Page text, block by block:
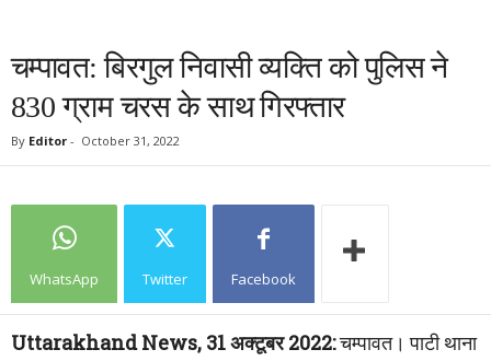
चम्पावत: बिरगुल निवासी व्यक्ति को पुलिस ने
830 ग्राम चरस के साथ गिरफ्तार
By Editor - October 31, 2022
WhatsApp Twitter Facebook
Uttarakhand News, 31 अक्टूबर 2022:चम्पावत। पाटी थाना